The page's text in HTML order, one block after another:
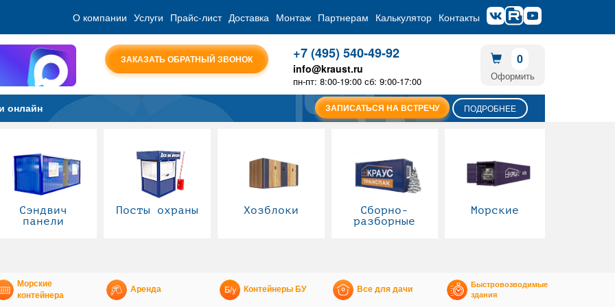
О компании Услуги Прайс-лист Доставка Монтаж Партнерам Калькулятор Контакты
ЗАКАЗАТЬ ОБРАТНЫЙ ЗВОНОК +7 (495) 540-49-92
info@kraust.ru
пн-пт: 8:00-19:00 сб: 9:00-17:00
0
Оформить
онлайн ЗАПИСАТЬСЯ НА ВСТРЕЧУ ПОДРОБНЕЕ
Сэндвич
панели
Посты охраны Хозблоки
Сборно-
разборные
Морские
Морские
контейнера
Аренда Контейнеры БУ Все для дачи
Быстровозводимые
здания